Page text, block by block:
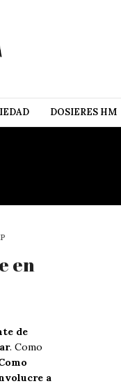
DOSIERES HM
en
de
. Como
a